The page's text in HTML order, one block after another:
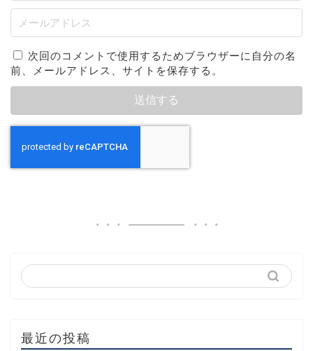
次回のコメントで使用するためブラウザーに自分の名
前、メールアドレス、サイトを保存する。
最近の投稿